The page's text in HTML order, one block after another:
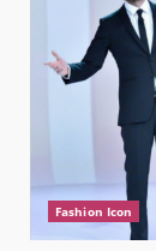
Fashion Icon